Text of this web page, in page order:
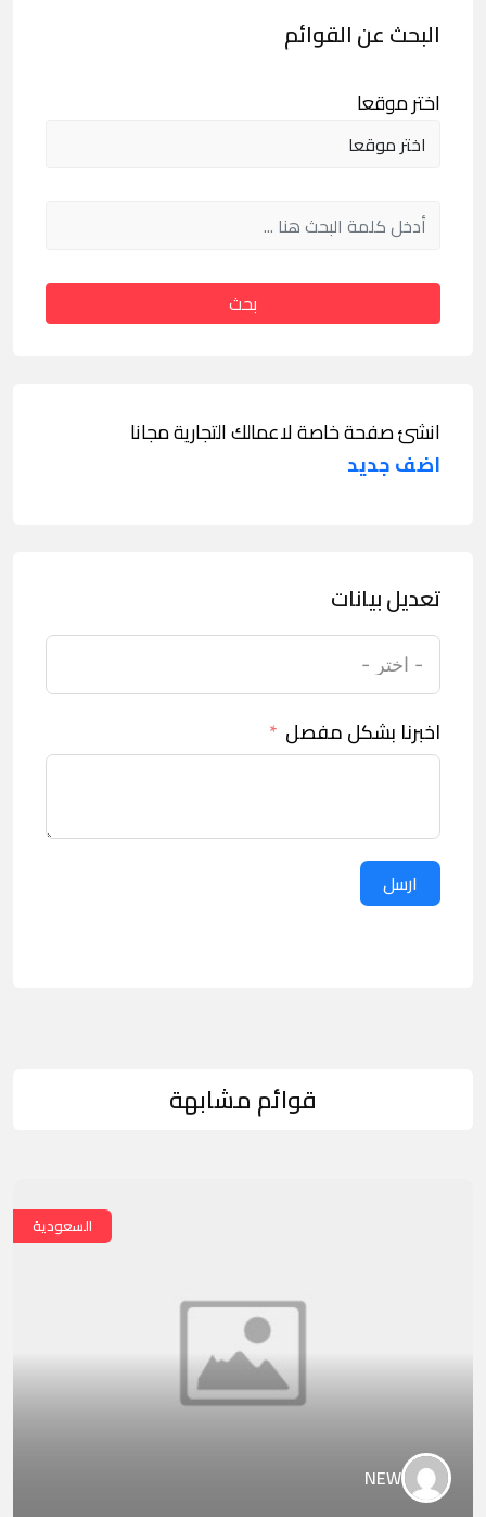
البحث عن القوائم
اختر موقعا
بحث
انشئ صفحة خاصة لاعمالك التجارية مجانا
اضف جديد
تعديل بيانات
اخبرنا بشكل مفصل
ارسل
قوائم مشابهة
السعودية
NEW